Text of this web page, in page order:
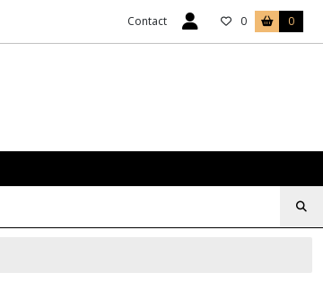
Contact 0 0